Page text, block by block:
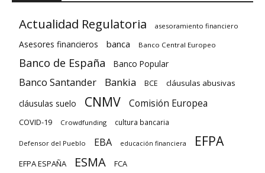
Actualidad Regulatoria asesoramiento financiero
Asesores financieros banca Banco Central Europeo
Banco de España Banco Popular
Banco Santander Bankia BCE cláusulas abusivas
cláusulas suelo CNMV Comisión Europea
COVID-19 Crowdfunding cultura bancaria
Defensor del Pueblo EBA educación financiera EFPA
EFPA ESPAÑA ESMA FCA